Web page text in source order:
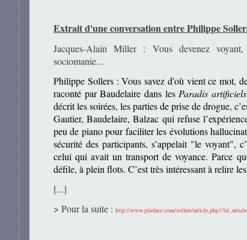
Extrait d'une conversation entre Philippe
Jacques-Alain Miller : Vous devenez
sociomanie...
Philippe Sollers : Vous savez d'où vient ce mot,
raconté par Baudelaire dans lesParadis artificiels
décrit les soirées, les parties de prise de drogue,
Gautier, Baudelaire, Balzac qui refuse
peu de piano pour faciliter les évolutions
sécurité des participants, s’appelait "le voyant",
celui qui avait un transport de voyance. Parce
défile, à plein flots. C’est très intéressant à relire
[...]
> Pour la suite : http://www.pileface.com/sollers/